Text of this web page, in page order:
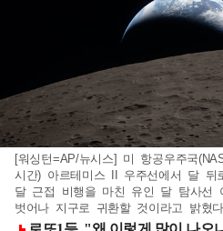
[워싱턴=AP/뉴시스] 미 항공우주국
시간) 아르테미스 II 우주선에서 달 뒤
달 근접 비행을 마친 유인 달 탐사선
벗어나 지구로 귀환할 것이라고 밝혔